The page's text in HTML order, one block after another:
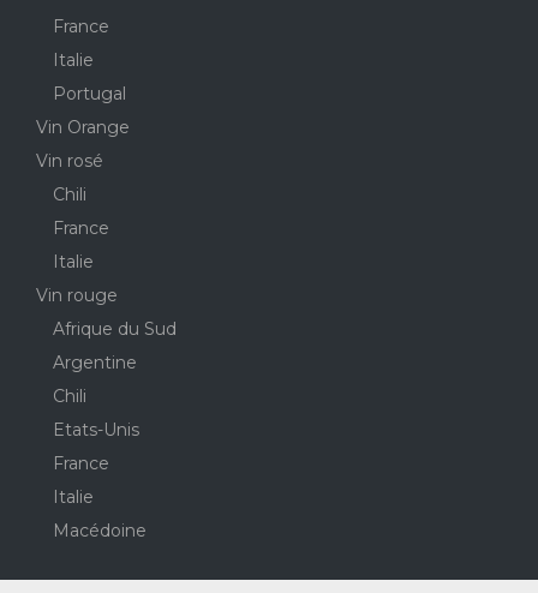
France
Italie
Portugal
Vin Orange
Vin rosé
Chili
France
Italie
Vin rouge
Afrique du Sud
Argentine
Chili
Etats-Unis
France
Italie
Macédoine